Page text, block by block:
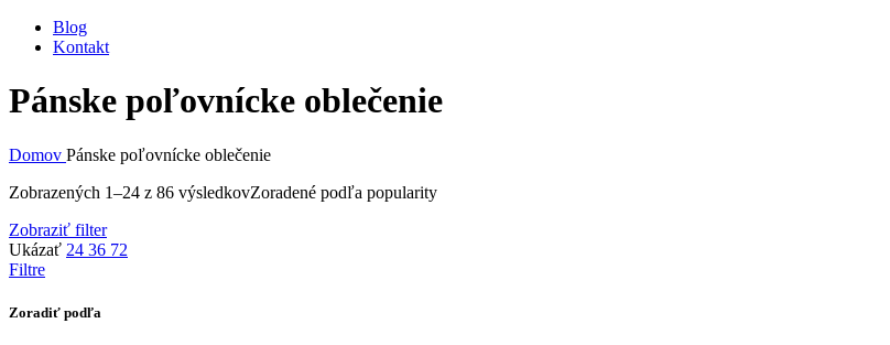
Blog
Kontakt
Pánske poľovnícke oblečenie
Domov Pánske poľovnícke oblečenie
Zobrazených 1–24 z 86 výsledkovZoradené podľa popularity
Zobraziť filter
Ukázať 24 36 72
Filtre
Zoradiť podľa